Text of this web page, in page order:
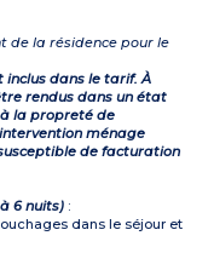
de la résidence pour le
inclus dans le tarif. À
rendus dans un état
la propreté de
ménage
de facturation
6 nuits) :
dans le séjour et